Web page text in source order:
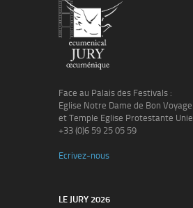
Face au Palais des Festivals :
Eglise Notre Dame de Bon Voyage
et Temple Eglise Protestante Unie
+33 (0)6 59 25 05 59
Ecrivez-nous
LE JURY 2026